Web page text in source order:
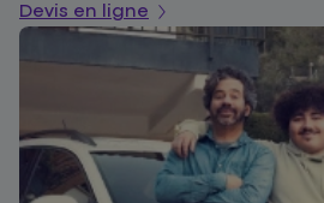
Devis en ligne